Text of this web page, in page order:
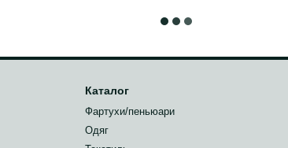
Каталог
Фартухи/пеньюари
Одяг